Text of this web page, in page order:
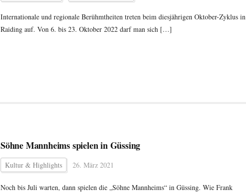
Internationale und regionale Berühmtheiten treten beim diesjährigen Oktober-Zyklus in
Raiding auf. Von 6. bis 23. Oktober 2022 darf man sich […]
Söhne Mannheims spielen in Güssing
Kultur & Highlights 26. März 2021
Noch bis Juli warten, dann spielen die „Söhne Mannheims“ in Güssing. Wie Frank